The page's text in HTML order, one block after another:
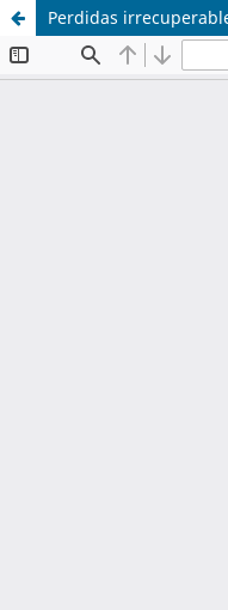
Perdidas